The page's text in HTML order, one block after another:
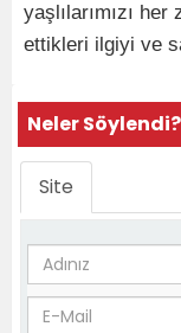
yaşlılarımızı
ettikleri ilgiyi ve
Neler Söylendi?
Site